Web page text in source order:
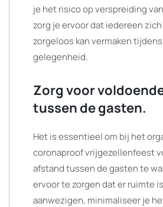
je het risico op verspreiding
zorg je ervoor dat iedereen
zorgeloos kan vermaken
gelegenheid.
Zorg voor
tussen de gasten.
Het is essentieel om bij het
coronaproof vrijgezellenfeest
afstand tussen de gasten te
ervoor te zorgen dat er ruimte
aanwezigen, minimaliseer je